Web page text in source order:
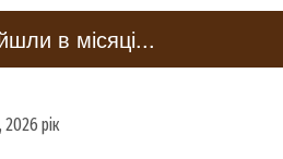
в місяці...
рік